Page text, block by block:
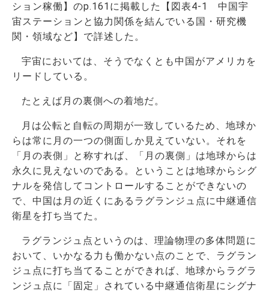
ション稼働】のp.161に掲載した【図表4-1 中国宇
宙ステーションと協力関係を結んでいる国・研究機
関・領域など】で詳述した。
宇宙においては、そうでなくとも中国がアメリカを
リードしている。
たとえば月の裏側への着地だ。
月は公転と自転の周期が一致しているため、地球か
らは常に月の一つの側面しか見えていない。それを
「月の表側」と称すれば、「月の裏側」は地球からは
永久に見えないのである。ということは地球からシグ
ナルを発信してコントロールすることができないの
で、中国は月の近くにあるラグランジュ点に中継通信
衛星を打ち当てた。
ラグランジュ点というのは、理論物理の多体問題に
おいて、いかなる力も働かない点のことで、ラグラン
ジュ点に打ち当てることができれば、地球からラグラ
ンジュ点に「固定」されている中継通信衛星にシグナ